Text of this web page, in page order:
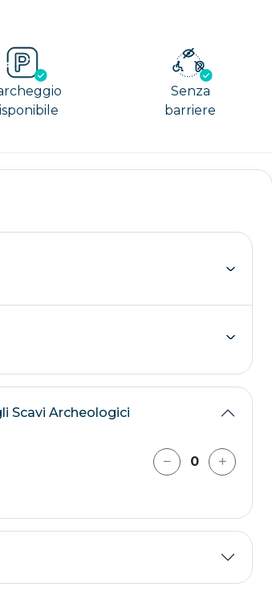
Senza
barriere
Scavi Archeologici